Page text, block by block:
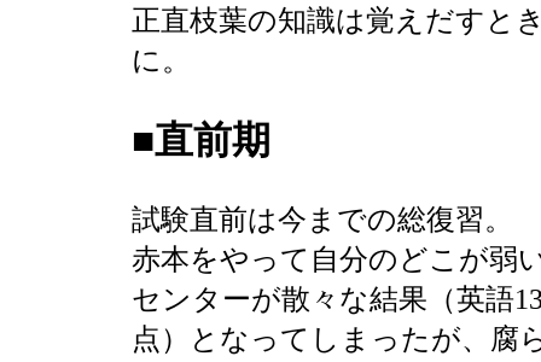
正直枝葉の知識は覚えだすと
に。
■直前期
試験直前は今までの総復習。
赤本をやって自分のどこが弱
センターが散々な結果（英語
点）となってしまったが、腐